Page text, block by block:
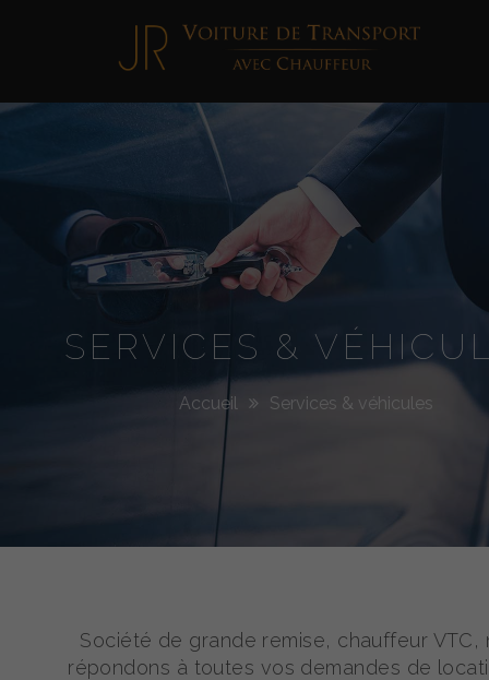
Jimmy
Roellinger
SERVICES &
Accueil Services & véhicules
Société de grande remise, chauffeur VTC,
répondons à toutes vos demandes de